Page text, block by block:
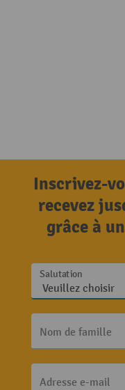
Inscrivez-
recevez
grâce à
Salutation
Nom de famille
Adresse e-mail